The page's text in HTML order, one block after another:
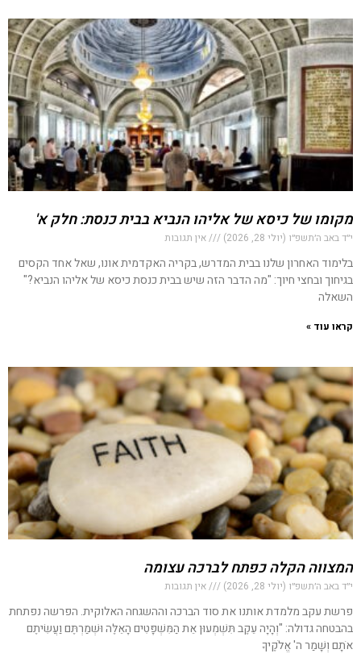
מקומו של כיסא של אליהו הנביא בבית כנסת: חלק א'
י״ד באב ה׳תשפ״ו (יולי 28, 2026) אין תגובות
בלימוד האחרון שלנו בבית המדרש, בקריה האקדמית אונו, שאל אחד הקסים
בגיחוך ובחצי חיוך: "מה הדבר הזה שיש בבית כנסת כיסא של אליהו הנביא?"
השאלה
קראו עוד »
המצווה הקלה כפתח לברכה עצומה
י״ד באב ה׳תשפ״ו (יולי 28, 2026) אין תגובות
פרשת עקב מלמדת אותנו את סוד הברכה וההשגחה האלוקית. הפרשה נפתחת
בהבטחה גדולה: "וְהָיָה עֵקֶב תִּשְׁמְעוּן אֵת הַמִּשְׁפָּטִים הָאֵלֶּה וּשְׁמַרְתֶּם וַעֲשִׂיתֶם
אֹתָם וְשָׁמַר ה' אֱלֹקֶיךָ